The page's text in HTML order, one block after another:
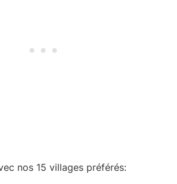
nos 15 villages préférés: